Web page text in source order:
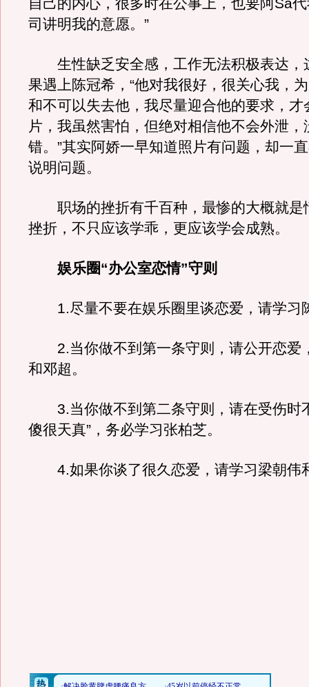
自己的内心，很多时在公事上，也要阿Sa
司讲明我的意愿。”
生性缺乏安全感，工作无法积极表达，
果遇上陈冠希，“他对我很好，很关心我，
和不可以失去他，我尽量迎合他的要求，才
片，我虽然害怕，但绝对相信他不会外泄，
错。”其实阿娇一早知道照片有问题，却一
说明问题。
职场的挫折有千百种，最惨的大概就是
挫折，不只应该学乖，更应该学会成熟。
娱乐圈“办公室恋情”守则
1.尽量不要在娱乐圈里谈恋爱，请学习
2.当你做不到第一条守则，请公开恋爱
和邓超。
3.当你做不到第二条守则，请在受伤时
傻很天真”，务必学习张柏芝。
4.如果你谈了很久恋爱，请学习梁朝伟